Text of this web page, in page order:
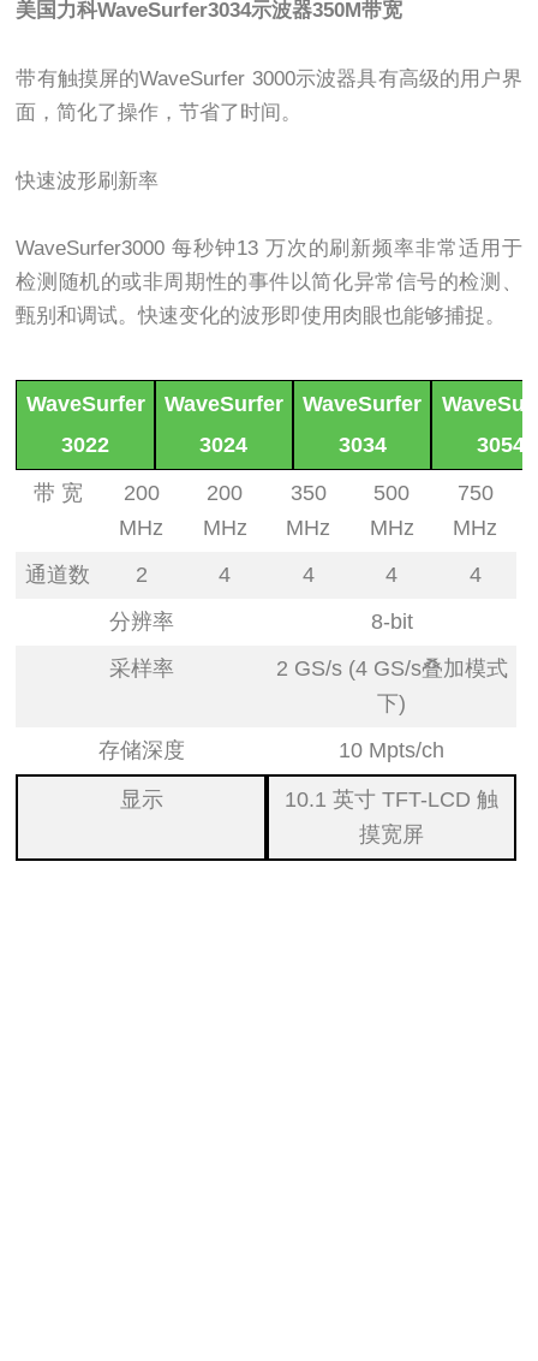
美国力科WaveSurfer3034示波器350M带宽
带有触摸屏的WaveSurfer 3000示波器具有高级的用户界
面，简化了操作，节省了时间。
快速波形刷新率
WaveSurfer3000 每秒钟13 万次的刷新频率非常适用于
检测随机的或非周期性的事件以简化异常信号的检测、
甄别和调试。快速变化的波形即使用肉眼也能够捕捉。
WaveSurfer
3022
WaveSurfer
3024
WaveSurfer
3034
3054
带 宽
200
MHz
200
MHz
350
MHz
500
MHz
750
MHz
通道数
2 4 4 4
4
分辨率
8-bit
采样率
2 GS/s (4 GS/s叠加模式
下)
存储深度
10 Mpts/ch
显示 10.1 英寸 TFT-LCD 触
摸宽屏